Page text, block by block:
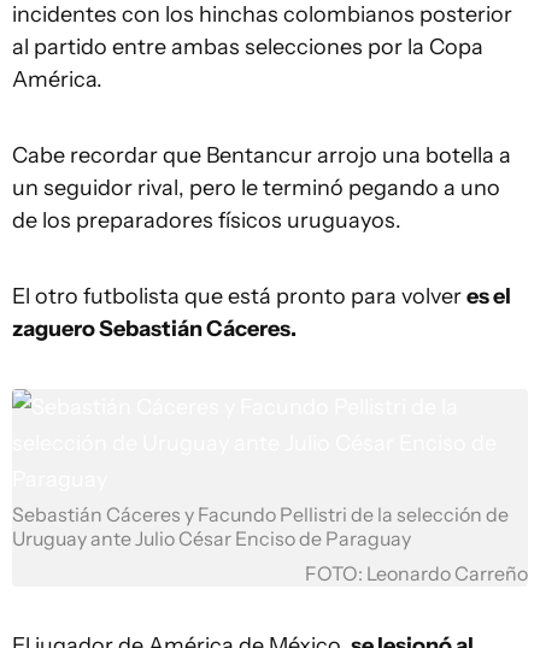
incidentes con los hinchas colombianos posterior
al partido entre ambas selecciones por la Copa
América.
Cabe recordar que Bentancur arrojo una botella a
un seguidor rival, pero le terminó pegando a uno
de los preparadores físicos uruguayos.
El otro futbolista que está pronto para volveres el
zaguero Sebastián Cáceres.
Sebastián Cáceres y Facundo Pellistri de la selección de
Uruguay ante Julio César Enciso de Paraguay
FOTO: Leonardo Carreño